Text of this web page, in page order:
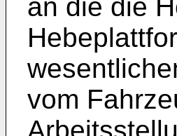
an die die
vom